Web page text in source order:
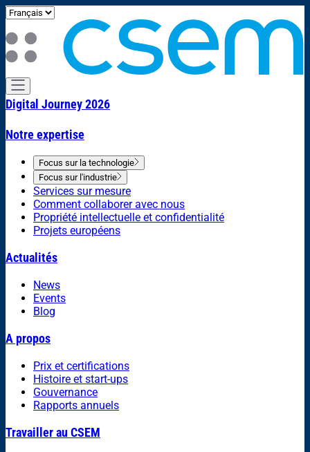
Digital Journey 2026
Notre expertise
Focus sur la technologie
Focus sur l'industrie
Services sur mesure
Comment collaborer avec nous
Propriété intellectuelle et confidentialité
Projets européens
Actualités
News
Events
Blog
A propos
Prix et certifications
Histoire et start-ups
Gouvernance
Rapports annuels
Travailler au CSEM